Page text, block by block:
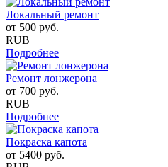
Локальный ремонт
от 500 руб.
RUB
Подробнее
Ремонт лонжерона
от 700 руб.
RUB
Подробнее
Покраска капота
от 5400 руб.